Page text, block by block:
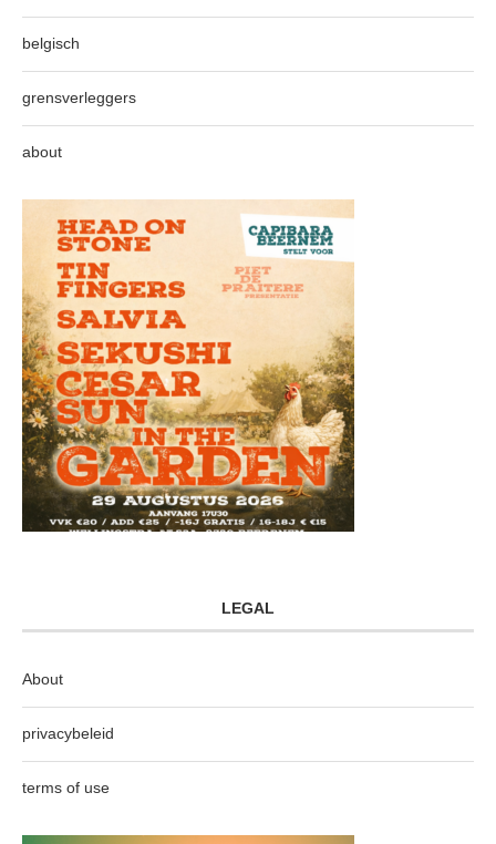
belgisch
grensverleggers
about
LEGAL
About
privacybeleid
terms of use